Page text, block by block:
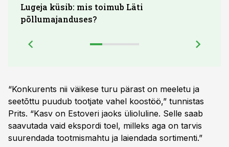
Lugeja küsib: mis toimub Läti
põllumajanduses?
“Konkurents nii väikese turu pärast on meeletu ja
seetõttu puudub tootjate vahel koostöö,” tunnistas
Prits. “Kasv on Estoveri jaoks ülioluline. Selle saab
saavutada vaid ekspordi toel, milleks aga on tarvis
suurendada tootmismahtu ja laiendada sortimenti.”